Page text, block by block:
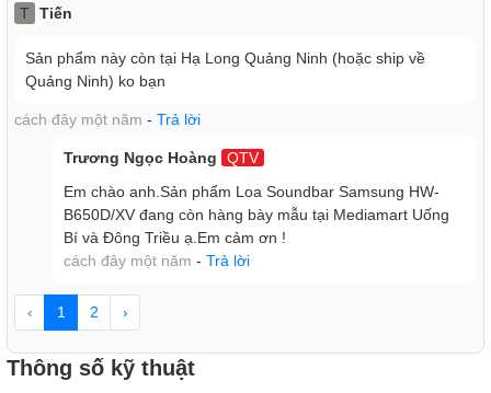
Tự động tối ưu âm thanh với nội dung bằng AI
Cuồng nhiệt cùng những trận cầu kịch tính hay dễ dàng
lắng nghe trọn vẹn những cuộc hội thoại trong phim với
thanh âm sắc nét phát ra từ loa thanh. Với chế độ Adaptive
âm thanh trên từng khung hình hiển thị tương ứng.
T Tiến
Sản phẩm này còn tại Hạ Long Quảng Ninh (hoặc ship về
Quảng Ninh) ko bạn
cách đây một năm - Trả lời
Trương Ngọc Hoàng
QTV
Em chào anh.Sản phẩm Loa Soundbar Samsung HW-
B650D/XV đang còn hàng bày mẫu tại Mediamart Uống
Bí và Đông Triều ạ.Em cảm ơn !
cách đây một năm - Trả lời
‹ 1 2 ›
Thông số kỹ thuật